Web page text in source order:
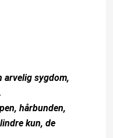
arvelig sygdom,
hårbunden,
kun, de